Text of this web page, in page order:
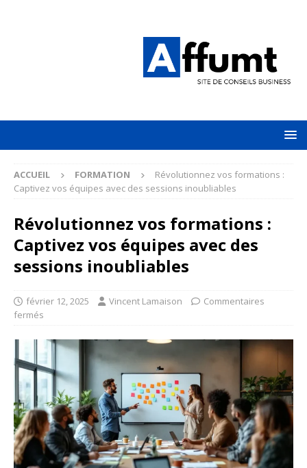
ACCUEIL FORMATION
Révolutionnez vos formations :
Captivez vos équipes avec des sessions inoubliables
Révolutionnez vos formations :
Captivez vos équipes avec des
sessions inoubliables
février 12, 2025 Vincent Lamaison
Commentaires
fermés